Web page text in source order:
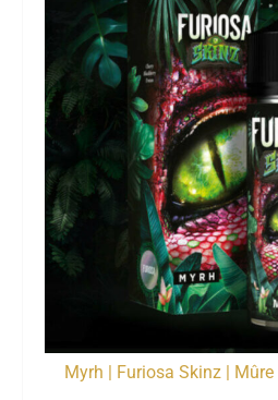
Myrh | Furiosa Skinz | Mûre